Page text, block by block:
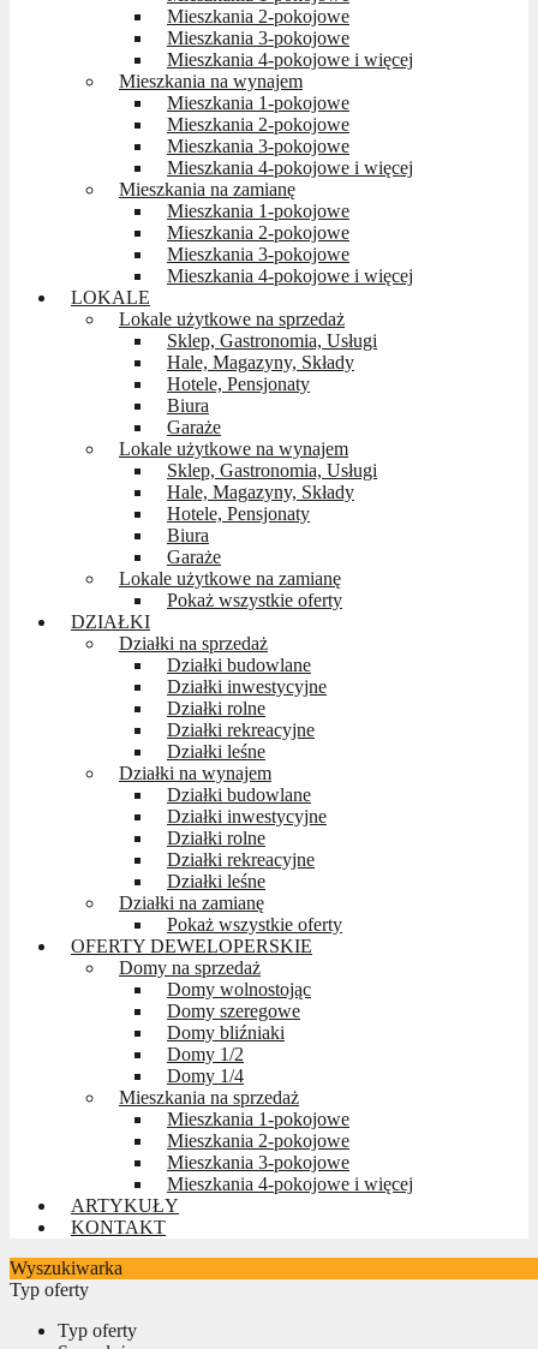
Mieszkania 2-pokojowe
Mieszkania 3-pokojowe
Mieszkania 4-pokojowe i więcej
Mieszkania na wynajem
Mieszkania 1-pokojowe
Mieszkania 2-pokojowe
Mieszkania 3-pokojowe
Mieszkania 4-pokojowe i więcej
Mieszkania na zamianę
Mieszkania 1-pokojowe
Mieszkania 2-pokojowe
Mieszkania 3-pokojowe
Mieszkania 4-pokojowe i więcej
LOKALE
Lokale użytkowe na sprzedaż
Sklep, Gastronomia, Usługi
Hale, Magazyny, Składy
Hotele, Pensjonaty
Biura
Garaże
Lokale użytkowe na wynajem
Sklep, Gastronomia, Usługi
Hale, Magazyny, Składy
Hotele, Pensjonaty
Biura
Garaże
Lokale użytkowe na zamianę
Pokaż wszystkie oferty
DZIAŁKI
Działki na sprzedaż
Działki budowlane
Działki inwestycyjne
Działki rolne
Działki rekreacyjne
Działki leśne
Działki na wynajem
Działki budowlane
Działki inwestycyjne
Działki rolne
Działki rekreacyjne
Działki leśne
Działki na zamianę
Pokaż wszystkie oferty
OFERTY DEWELOPERSKIE
Domy na sprzedaż
Domy wolnostojąc
Domy szeregowe
Domy bliźniaki
Domy 1/2
Domy 1/4
Mieszkania na sprzedaż
Mieszkania 1-pokojowe
Mieszkania 2-pokojowe
Mieszkania 3-pokojowe
Mieszkania 4-pokojowe i więcej
ARTYKUŁY
KONTAKT
Wyszukiwarka
Typ oferty
Typ oferty